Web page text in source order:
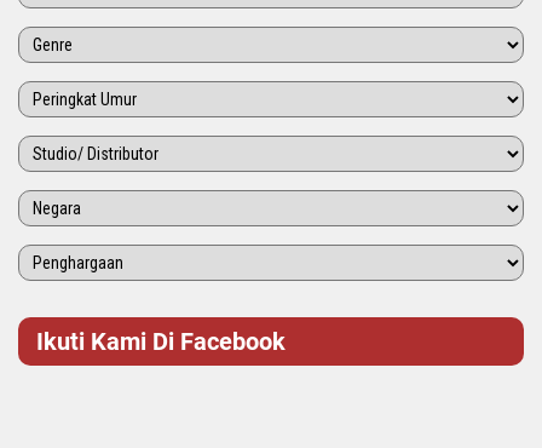
Ikuti Kami Di Facebook